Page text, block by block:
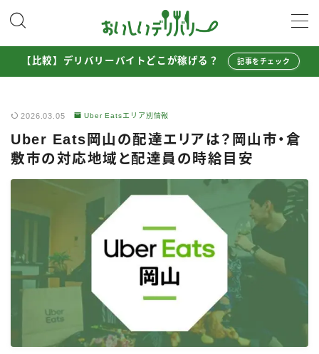
MENU
Uber Eats配達員ガイド
出前館配達員ガイド
ロケットナウ配達員ガイド
配達員272人アンケート調査
収入シミュレーター
配達員の体験談・口コミ
お得に注文する
Uber Eatsの注文ガイド
【比較】デリバリーバイトどこが稼げる？ 記事をチェック
2026.03.05 Uber Eatsエリア別情報
Uber Eats岡山の配達エリアは？岡山市・倉
敷市の対応地域と配達員の時給目安